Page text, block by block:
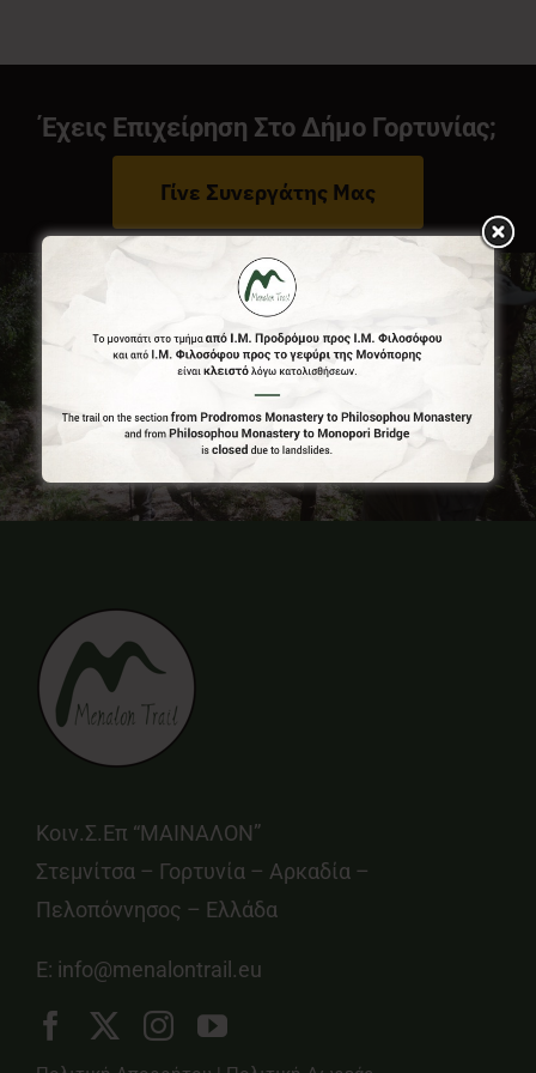
Νέα
Επικοινωνία
Έχεις Επιχείρηση Στο Δήμο Γορτυνίας;
Γίνε Συνεργάτης Μας
Κοιν.Σ.Επ “ΜΑΙΝΑΛΟΝ”
Στεμνίτσα – Γορτυνία – Αρκαδία –
Πελοπόννησος – Ελλάδα
E: info@menalontrail.eu